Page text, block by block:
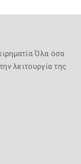
Όλα όσα
λειτουργία της